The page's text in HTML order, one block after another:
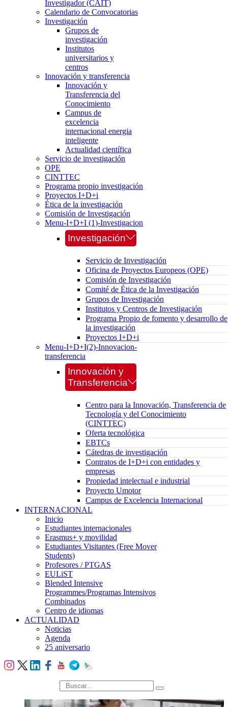
Investigador (CAIT)
Calendario de Convocatorias
Investigación
Grupos de
investigación
Institutos
universitarios y
centros
Innovación y transferencia
Innovación y
Transferencia del
Conocimiento
Campus de
excelencia
internacional energia
inteligente
Actualidad científica
Servicio de investigación
OPE
CINTTEC
Programa propio investigación
Proyectos I+D+i
Ética de la investigación
Comisión de Investigación
Menu-I+D+I (1)-Investigacion
Investigación
Servicio de Investigación
Oficina de Proyectos Europeos (OPE)
Comisión de Investigación
Comité de Ética de la Investigación
Grupos de Investigación
Institutos y Centros de Investigación
Programa Propio de fomento y desarrollo de
la investigación
Proyectos I+D+i
Menu-I+D+I(2)-Innovacion-
transferencia
Innovación y
Transferencia
Centro para la Innovación, Transferencia de
Tecnología y del Conocimiento
(CINTTEC)
Oferta tecnológica
EBTCs
Cátedras de investigación
Contratos de I+D+i con entidades y
empresas
Propiedad intelectual e industrial
Proyecto Umotor
Campus de Excelencia Internacional
INTERNACIONAL
Inicio
Estudiantes internacionales
Erasmus+ y movilidad
Estudiantes Visitantes (Free Mover
Students)
Profesores / PTGAS
EULiST
Blended Intensive
Programmes/Programas Intensivos
Combinados
Centro de idiomas
ACTUALIDAD
Noticias
Agenda
25 aniversario
búsqueda